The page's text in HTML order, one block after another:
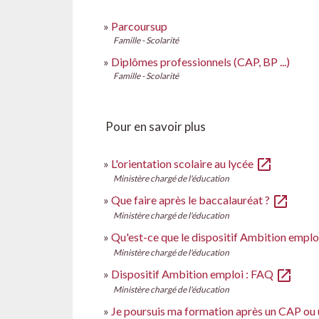
Parcoursup
Famille - Scolarité
Diplômes professionnels (CAP, BP ...)
Famille - Scolarité
Pour en savoir plus
L'orientation scolaire au lycée open_in_new
Ministère chargé de l'éducation
Que faire après le baccalauréat ? open_in_new
Ministère chargé de l'éducation
Qu'est-ce que le dispositif Ambition
Ministère chargé de l'éducation
Dispositif Ambition emploi : FAQ open_in_new
Ministère chargé de l'éducation
Je poursuis ma formation après un CAP